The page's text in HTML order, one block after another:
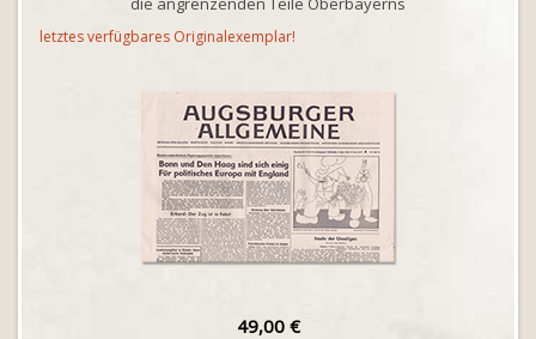
letztes verfügbares Originalexemplar!
49,00 €